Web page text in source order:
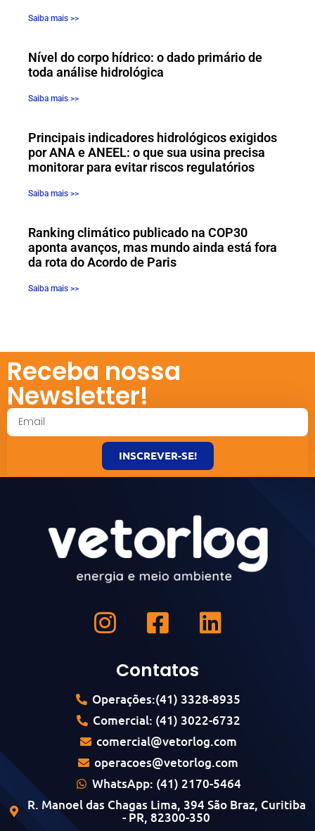
Saiba mais >>
Nível do corpo hídrico: o dado primário de
toda análise hidrológica
Saiba mais >>
Principais indicadores hidrológicos exigidos
por ANA e ANEEL: o que sua usina precisa
monitorar para evitar riscos regulatórios
Saiba mais >>
Ranking climático publicado na COP30
aponta avanços, mas mundo ainda está fora
da rota do Acordo de Paris
Saiba mais >>
Receba nossa
Newsletter!
INSCREVER-SE!
Contatos
Operações:(41) 3328-8935
Comercial: (41) 3022-6732
comercial@vetorlog.com
operacoes@vetorlog.com
WhatsApp: (41) 2170-5464
R. Manoel das Chagas Lima, 394 São Braz, Curitiba
- PR, 82300-350